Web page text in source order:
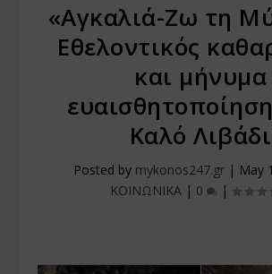
«Αγκαλιά-Ζω τη
Εθελοντικός
και μήνυμα
Καλό Λιβάδι
Posted by mykonos247.gr| May
ΚΟΙΝΩΝΙΚΑ | 0 |